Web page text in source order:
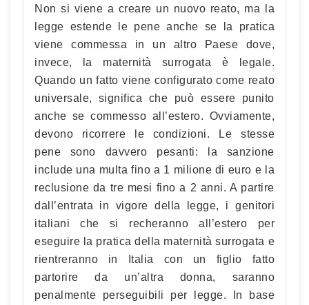
Non si viene a creare un nuovo reato, ma la
legge estende le pene anche se la pratica
viene commessa in un altro Paese dove,
invece, la maternità surrogata è legale.
Quando un fatto viene configurato come reato
universale, significa che può essere punito
anche se commesso all’estero. Ovviamente,
devono ricorrere le condizioni. Le stesse
pene sono davvero pesanti: la sanzione
include una multa fino a 1 milione di euro e la
reclusione da tre mesi fino a 2 anni. A partire
dall’entrata in vigore della legge, i genitori
italiani che si recheranno all’estero per
eseguire la pratica della maternità surrogata e
rientreranno in Italia con un figlio fatto
partorire da un’altra donna, saranno
penalmente perseguibili per legge. In base